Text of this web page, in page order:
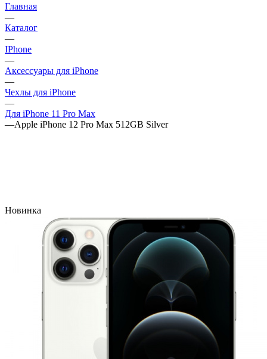
Главная
—
Каталог
—
IPhone
—
Аксессуары для iPhone
—
Чехлы для iPhone
—
Для iPhone 11 Pro Max
—Apple iPhone 12 Pro Max 512GB Silver
Новинка